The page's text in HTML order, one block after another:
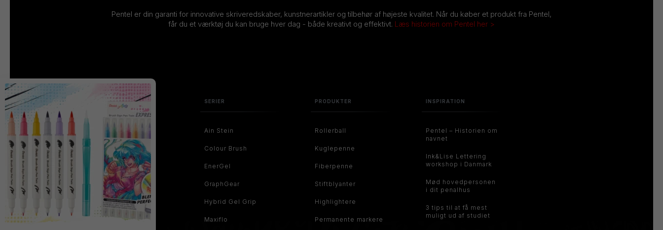
Pentel er din garanti for innovative skriveredskaber, kunstnerartikler og tilbehør af højeste kvalitet. Når du køber et produkt fra Pentel,
får du et værktøj du kan bruge hver dag - både kreativt og effektivt. Læs historien om Pentel her >
SERIER
Ain Stein
Colour Brush
EnerGel
GraphGear
Hybrid Gel Grip
Maxiflo
PRODUKTER
Rollerball
Kuglepenne
Fiberpenne
Stiftblyanter
Highlightere
Permanente markere
INSPIRATION
Pentel – Historien om
navnet
Ink&Lise Lettering
workshop i Danmark
Mød hovedpersonen
i dit penalhus
3 tips til at få mest
muligt ud af studiet